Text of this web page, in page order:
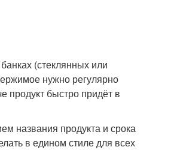
(стеклянных или
нужно регулярно
продукт быстро придёт в
названия продукта и срока
в едином стиле для всех